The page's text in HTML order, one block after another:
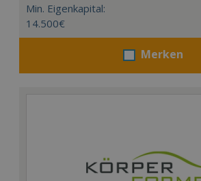
Min. Eigenkapital:
14.500€
Merken